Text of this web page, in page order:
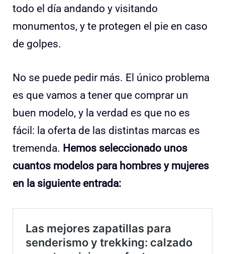
todo el día andando y visitando
monumentos, y te protegen el pie en caso
de golpes.
No se puede pedir más. El único problema
es que vamos a tener que comprar un
buen modelo, y la verdad es que no es
fácil: la oferta de las distintas marcas es
tremenda. Hemos seleccionado unos
cuantos modelos para hombres y mujeres
en la siguiente entrada: